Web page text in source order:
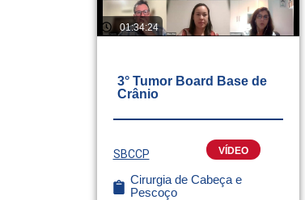
01:34:24
3° Tumor Board Base de
Crânio
SBCCP VÍDEO
Cirurgia de Cabeça e
Pescoço